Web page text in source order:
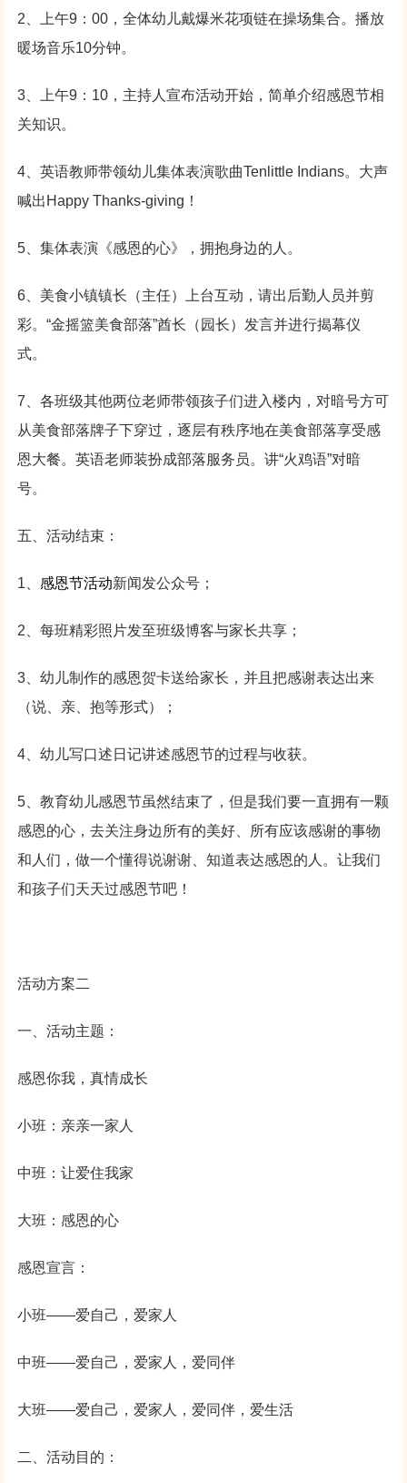
2、上午9：00，全体幼儿戴爆米花项链在操场集合。播放
暖场音乐10分钟。
3、上午9：10，主持人宣布活动开始，简单介绍感恩节相
关知识。
4、英语教师带领幼儿集体表演歌曲Tenlittle Indians。大声
喊出Happy Thanks-giving！
5、集体表演《感恩的心》，拥抱身边的人。
6、美食小镇镇长（主任）上台互动，请出后勤人员并剪
彩。“金摇篮美食部落”酋长（园长）发言并进行揭幕仪
式。
7、各班级其他两位老师带领孩子们进入楼内，对暗号方可
从美食部落牌子下穿过，逐层有秩序地在美食部落享受感
恩大餐。英语老师装扮成部落服务员。讲“火鸡语”对暗
号。
五、活动结束：
1、感恩节活动新闻发公众号；
2、每班精彩照片发至班级博客与家长共享；
3、幼儿制作的感恩贺卡送给家长，并且把感谢表达出来
（说、亲、抱等形式）；
4、幼儿写口述日记讲述感恩节的过程与收获。
5、教育幼儿感恩节虽然结束了，但是我们要一直拥有一颗
感恩的心，去关注身边所有的美好、所有应该感谢的事物
和人们，做一个懂得说谢谢、知道表达感恩的人。让我们
和孩子们天天过感恩节吧！
活动方案二
一、活动主题：
感恩你我，真情成长
小班：亲亲一家人
中班：让爱住我家
大班：感恩的心
感恩宣言：
小班——爱自己，爱家人
中班——爱自己，爱家人，爱同伴
大班——爱自己，爱家人，爱同伴，爱生活
二、活动目的：